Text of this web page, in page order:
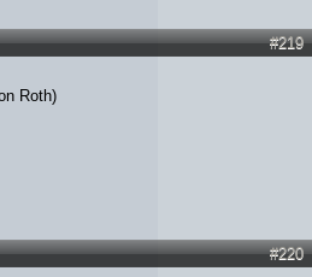
#219
Roth)
#220